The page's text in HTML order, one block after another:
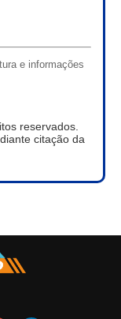
e informações
reservados.
citação da